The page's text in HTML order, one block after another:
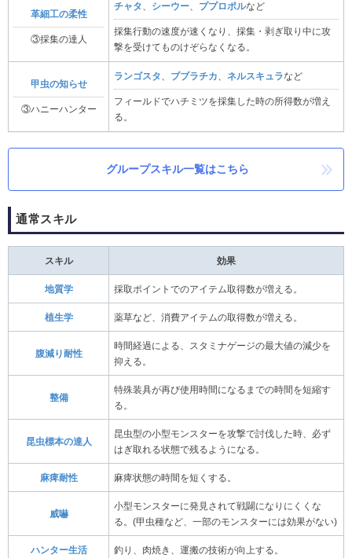
革細工の柔性
③採集の達人
チャタ シーウー ププロポルなど
採集行動の速度が速くなり、採集・剥ぎ取り中に攻
撃を受けてものけぞらなくなる。
甲虫の知らせ
③ハニーハンター
ランゴスタ ブブラチカ ネルスキュラなど
フィールドでハチミツを採集した時の所得数が増え
る。
グループスキル一覧はこちら
通常スキル
スキル 効果
地質学 採取ポイントでのアイテム取得数が増える。
植生学 薬草など、消費アイテムの取得数が増える。
腹減り耐性
時間経過による、スタミナゲージの最大値の減少を
抑える。
整備
特殊装具が再び使用時間になるまでの時間を短縮す
る。
昆虫標本の達人
昆虫型の小型モンスターを攻撃で討伐した時、必ず
はぎ取れる状態で残るようになる。
麻痺耐性 麻痺状態の時間を短くする。
威嚇
小型モンスターに発見されて戦闢になりにくくな
る。(甲虫種など、一部のモンスターには効果がない)
ハンター生活 釣り、肉焼き、運搬の技術が向上する。